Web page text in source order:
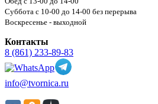
Суббота с 10-00 до 14-00 без перерыва
Воскресенье - выходной
Контакты
8 (861) 233-89-83
info@tvornica.ru